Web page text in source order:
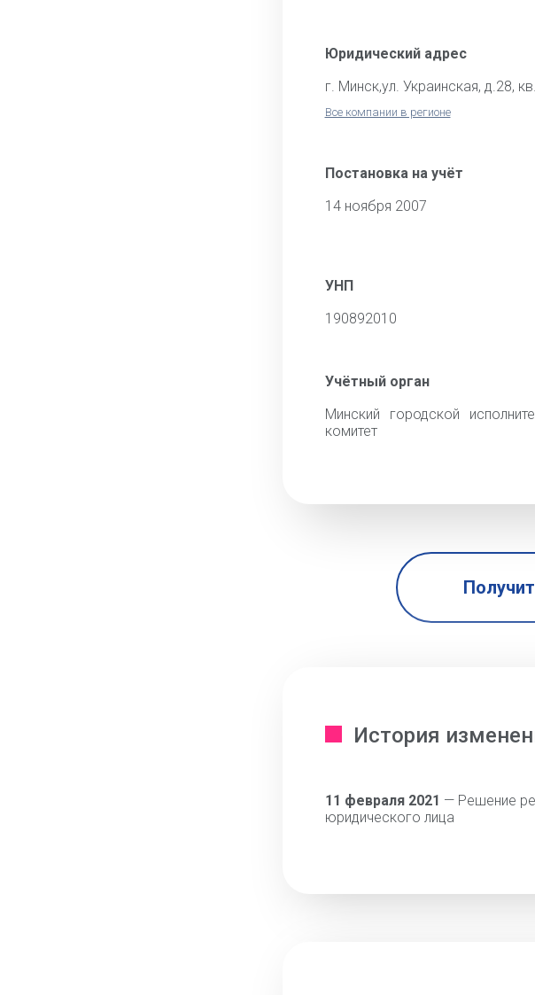
Юридический адрес
г. Минск,ул. Украинская, д.28,
Все компании в регионе
Постановка на учёт
14 ноября 2007
УНП
190892010
Учётный орган
Минский городской
комитет
История
11 февраля 2021 — Решение
юридического лица